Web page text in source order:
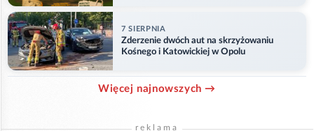
7 SIERPNIA
Zderzenie dwóch aut na skrzyżowaniu
Kośnego i Katowickiej w Opolu
Więcej najnowszych →
reklama